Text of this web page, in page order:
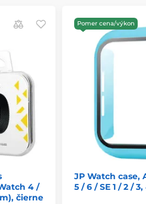
Môžeš si byť istý, že
citlivosť tvojich hodiniek
Vnútorný priestor je
a bezpečne držal hodinky
ich poškodil.
hodinkám to najlepšie.
S JP
ale aj perfektnú ochranu,
4 /
čierne
Pomer cena/výkon
JP Watch case,
5 / 6 / SE 1 / 2 /